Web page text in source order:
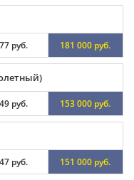
руб. 181 000 руб.
руб. 153 000 руб.
руб. 151 000 руб.